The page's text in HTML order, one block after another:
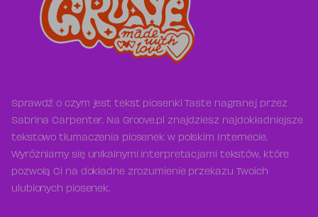
Sprawdź o czym jest tekst piosenki Taste nagranej przez
Sabrina Carpenter. Na Groove.pl znajdziesz najdokładniejsze
tekstowo tłumaczenia piosenek w polskim Internecie.
Wyróżniamy się unikalnymi interpretacjami tekstów, które
pozwolą Ci na dokładne zrozumienie przekazu Twoich
ulubionych piosenek.